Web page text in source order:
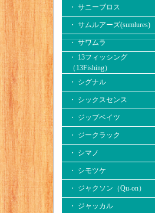
・ サニーブロス
・ サムルアーズ(sumlures)
・ サワムラ
・ 13フィッシング
（13Fishing）
・ シグナル
・ シックスセンス
・ ジップベイツ
・ ジークラック
・ シマノ
・ シモツケ
・ ジャクソン（Qu-on）
・ ジャッカル